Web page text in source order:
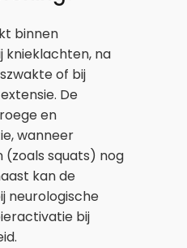
binnen
knieklachten, na
of bij
De
en
wanneer
(zoals squats) nog
kan de
neurologische
bij